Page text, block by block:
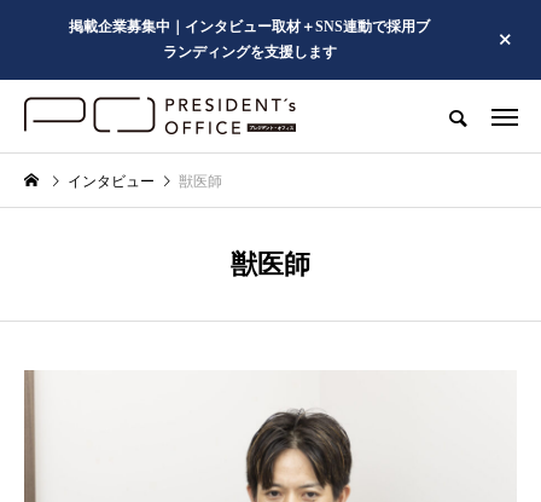
掲載企業募集中｜インタビュー取材＋SNS連動で採用ブ
ランディングを支援します
インタビュー 獣医師
獣医師